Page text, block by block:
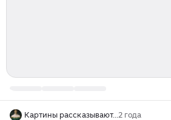
Картины рассказывают... 2 года